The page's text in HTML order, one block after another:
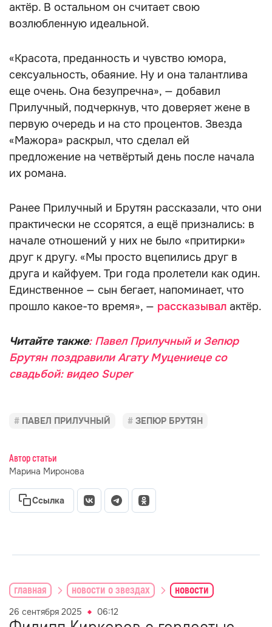
актёр. В остальном он считает свою
возлюбленную идеальной.
«Красота, преданность и чувство юмора,
сексуальность, обаяние. Ну и она талантлива
еще очень. Она безупречна», — добавил
Прилучный, подчеркнув, что доверяет жене в
первую очередь и на сто процентов. Звезда
«Мажора» раскрыл, что сделал ей
предложение на четвёртый день после начала
их романа.
Ранее Прилучный и Брутян рассказали, что они
практически не ссорятся, а ещё признались: в
начале отношений у них не было «притирки»
друг к другу. «Мы просто вцепились друг в
друга и кайфуем. Три года пролетели как один.
Единственное — сын бегает, напоминает, что
прошло какое-то время», — рассказывал актёр.
Читайте также: Павел Прилучный и Зепюр
Брутян поздравили Агату Муцениеце со
свадьбой: видео Super
ПАВЕЛ ПРИЛУЧНЫЙ ЗЕПЮР БРУТЯН
Автор статьи
Марина Миронова
Ссылка
главная новости о звездах новости
26 сентября 2025 06:12